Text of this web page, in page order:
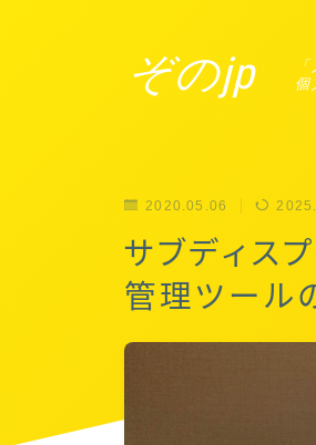
ぞのjp
個
2020.05.06
サブディス
管理ツール